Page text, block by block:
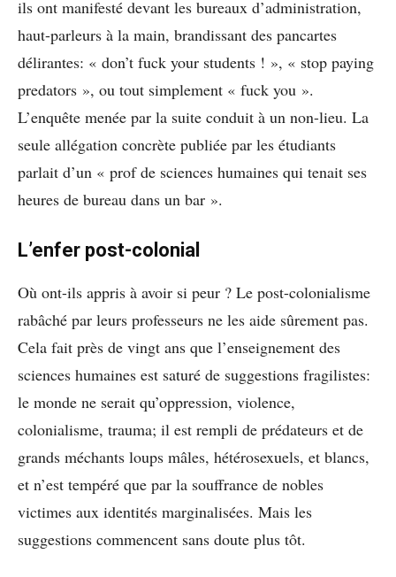
ils ont manifesté devant les bureaux d’administration,
haut-parleurs à la main, brandissant des pancartes
délirantes: « don’t fuck your students ! », « stop paying
predators », ou tout simplement « fuck you ».
L’enquête menée par la suite conduit à un non-lieu. La
seule allégation concrète publiée par les étudiants
parlait d’un « prof de sciences humaines qui tenait ses
heures de bureau dans un bar ».
L’enfer post-colonial
Où ont-ils appris à avoir si peur ? Le post-colonialisme
rabâché par leurs professeurs ne les aide sûrement pas.
Cela fait près de vingt ans que l’enseignement des
sciences humaines est saturé de suggestions fragilistes:
le monde ne serait qu’oppression, violence,
colonialisme, trauma; il est rempli de prédateurs et de
grands méchants loups mâles, hétérosexuels, et blancs,
et n’est tempéré que par la souffrance de nobles
victimes aux identités marginalisées. Mais les
suggestions commencent sans doute plus tôt.